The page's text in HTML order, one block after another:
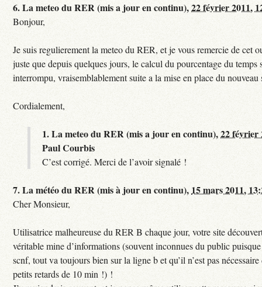
6.La meteo du RER (mis a jour en continu),22 février 2011,
Bonjour,
Je suis regulierement la meteo du RER, et je vous remercie de cet
juste que depuis quelques jours, le calcul du pourcentage du temps
interrompu, vraisemblablement suite a la mise en place du
Cordialement,
1.La meteo du RER (mis a jour en continu),22 février
Paul Courbis
C’est corrigé. Merci de l’avoir signalé !
7.La météo du RER (mis à jour en continu), 15 mars 2011,
Cher Monsieur,
Utilisatrice malheureuse du RER B chaque jour, votre site
véritable mine d’informations (souvent inconnues du public
scnf, tout va toujours bien sur la ligne b et qu’il n’est pas
petits retards de 10 min !) !